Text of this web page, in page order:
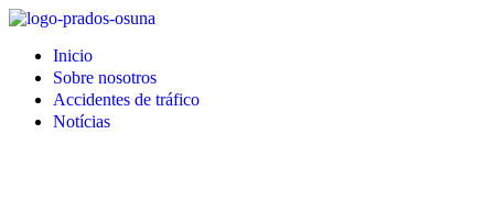
Inicio
Sobre nosotros
Accidentes de tráfico
Notícias